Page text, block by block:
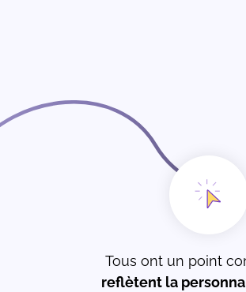
Tous ont un point
reflètent la